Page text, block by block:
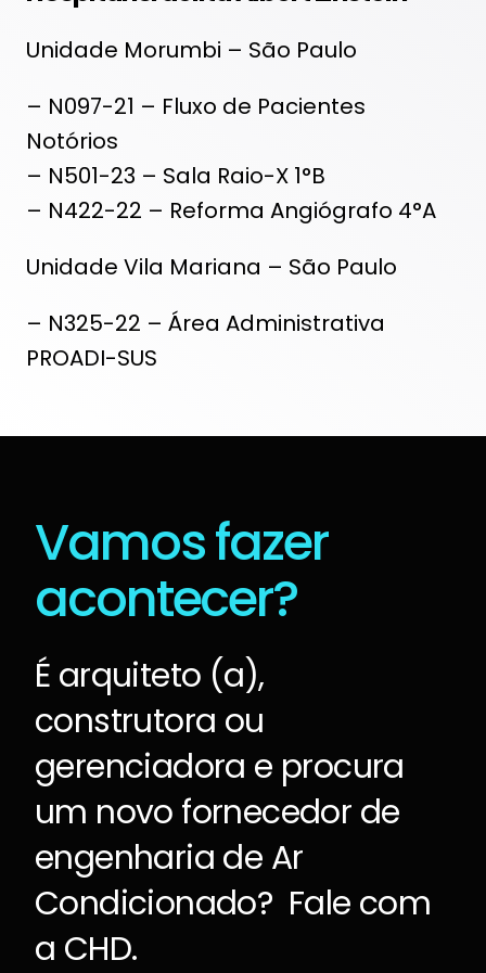
Unidade Morumbi – São Paulo
– N097-21 – Fluxo de Pacientes
Notórios
– N501-23 – Sala Raio-X 1°B
– N422-22 – Reforma Angiógrafo 4°A
Unidade Vila Mariana – São Paulo
– N325-22 – Área Administrativa
PROADI-SUS
Vamos fazer
acontecer?
É arquiteto (a),
construtora ou
gerenciadora e procura
um novo fornecedor de
engenharia de Ar
Condicionado? Fale com
a CHD.